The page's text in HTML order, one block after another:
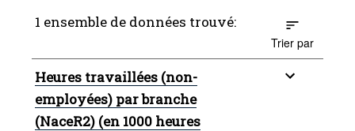
1 ensemble de données trouvé:
Trier par
Heures travaillées (non-
employées) par branche
(NaceR2) (en 1000 heures